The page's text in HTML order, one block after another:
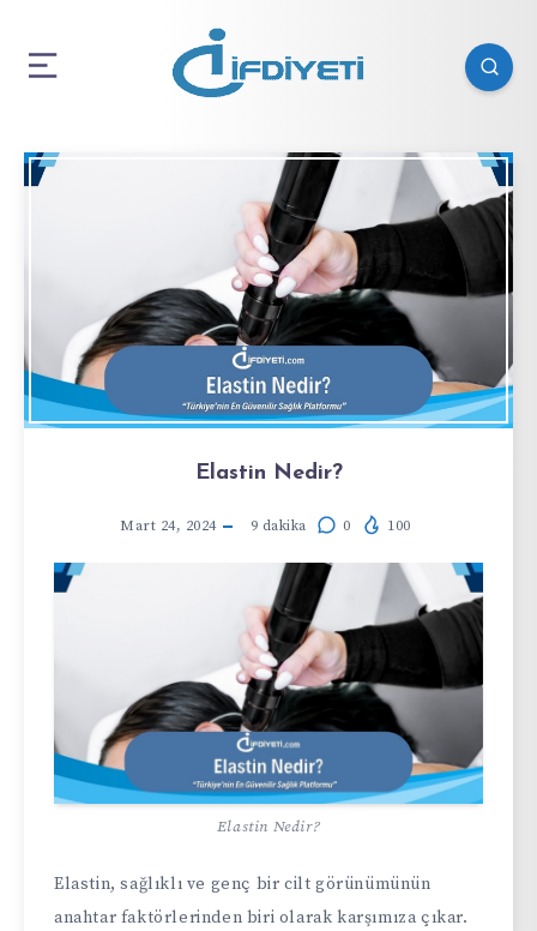
Elastin Nedir?
Mart 24, 2024 9 dakika 0 100
Elastin Nedir?
Elastin, sağlıklı ve genç bir cilt görünümünün
anahtar faktörlerinden biri olarak karşımıza çıkar.